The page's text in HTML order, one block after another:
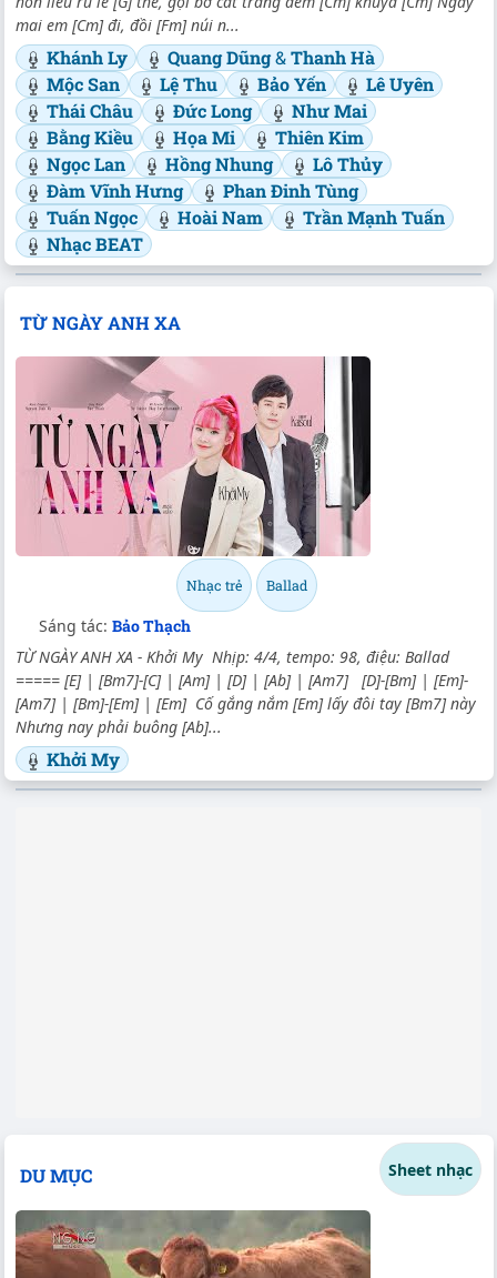
mai em [Cm] đi, đồi [Fm] núi n...
Khánh Ly Quang Dũng&Thanh Hà
Mộc San
Lệ Thu Bảo Yến
Lê Uyên
Thái Châu
Đức Long
Như Mai
Bằng Kiều
Họa Mi
Thiên Kim
Ngọc Lan
Hồng Nhung
Lô Thủy
Đàm Vĩnh Hưng
Phan Đinh Tùng
Tuấn Ngọc
Hoài Nam
Trần Mạnh Tuấn
Nhạc BEAT
TỪ NGÀY ANH XA
Nhạc trẻ Ballad
Sáng tác: Bảo Thạch
TỪ NGÀY ANH XA - Khởi My Nhịp: 4/4, tempo: 98, điệu: Ballad
===== [E] | [Bm7]-[C] | [Am] | [D] | [Ab] | [Am7] [D]-[Bm] | [Em]-
[Am7] | [Bm]-[Em] | [Em] Cố gắng nắm [Em] lấy đôi tay [Bm7] này
Nhưng nay phải buông [Ab]...
Khởi My
DU MỤC Sheet nhạc